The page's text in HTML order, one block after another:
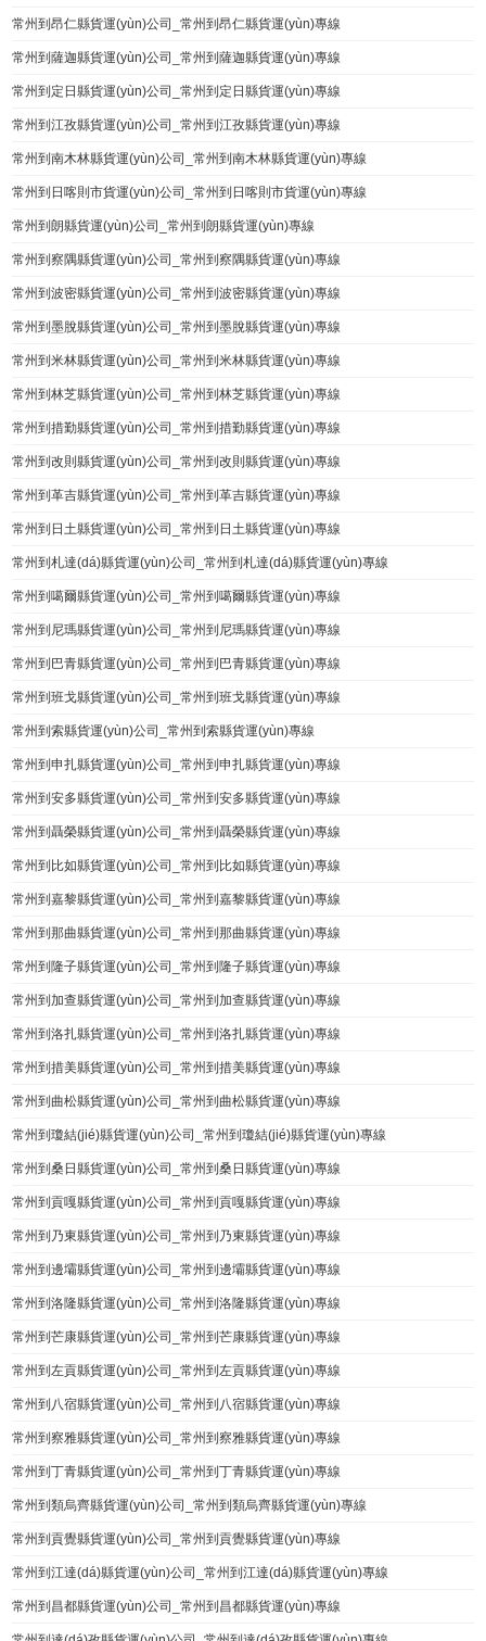
常州到昂仁縣貨運(yùn)公司_常州到昂仁縣貨運(yùn)專線
常州到薩迦縣貨運(yùn)公司_常州到薩迦縣貨運(yùn)專線
常州到定日縣貨運(yùn)公司_常州到定日縣貨運(yùn)專線
常州到江孜縣貨運(yùn)公司_常州到江孜縣貨運(yùn)專線
常州到南木林縣貨運(yùn)公司_常州到南木林縣貨運(yùn)專線
常州到日喀則市貨運(yùn)公司_常州到日喀則市貨運(yùn)專線
常州到朗縣貨運(yùn)公司_常州到朗縣貨運(yùn)專線
常州到察隅縣貨運(yùn)公司_常州到察隅縣貨運(yùn)專線
常州到波密縣貨運(yùn)公司_常州到波密縣貨運(yùn)專線
常州到墨脫縣貨運(yùn)公司_常州到墨脫縣貨運(yùn)專線
常州到米林縣貨運(yùn)公司_常州到米林縣貨運(yùn)專線
常州到林芝縣貨運(yùn)公司_常州到林芝縣貨運(yùn)專線
常州到措勤縣貨運(yùn)公司_常州到措勤縣貨運(yùn)專線
常州到改則縣貨運(yùn)公司_常州到改則縣貨運(yùn)專線
常州到革吉縣貨運(yùn)公司_常州到革吉縣貨運(yùn)專線
常州到日土縣貨運(yùn)公司_常州到日土縣貨運(yùn)專線
常州到札達(dá)縣貨運(yùn)公司_常州到札達(dá)縣貨運(yùn)專線
常州到噶爾縣貨運(yùn)公司_常州到噶爾縣貨運(yùn)專線
常州到尼瑪縣貨運(yùn)公司_常州到尼瑪縣貨運(yùn)專線
常州到巴青縣貨運(yùn)公司_常州到巴青縣貨運(yùn)專線
常州到班戈縣貨運(yùn)公司_常州到班戈縣貨運(yùn)專線
常州到索縣貨運(yùn)公司_常州到索縣貨運(yùn)專線
常州到申扎縣貨運(yùn)公司_常州到申扎縣貨運(yùn)專線
常州到安多縣貨運(yùn)公司_常州到安多縣貨運(yùn)專線
常州到聶榮縣貨運(yùn)公司_常州到聶榮縣貨運(yùn)專線
常州到比如縣貨運(yùn)公司_常州到比如縣貨運(yùn)專線
常州到嘉黎縣貨運(yùn)公司_常州到嘉黎縣貨運(yùn)專線
常州到那曲縣貨運(yùn)公司_常州到那曲縣貨運(yùn)專線
常州到隆子縣貨運(yùn)公司_常州到隆子縣貨運(yùn)專線
常州到加查縣貨運(yùn)公司_常州到加查縣貨運(yùn)專線
常州到洛扎縣貨運(yùn)公司_常州到洛扎縣貨運(yùn)專線
常州到措美縣貨運(yùn)公司_常州到措美縣貨運(yùn)專線
常州到曲松縣貨運(yùn)公司_常州到曲松縣貨運(yùn)專線
常州到瓊結(jié)縣貨運(yùn)公司_常州到瓊結(jié)縣貨運(yùn)專線
常州到桑日縣貨運(yùn)公司_常州到桑日縣貨運(yùn)專線
常州到貢嘎縣貨運(yùn)公司_常州到貢嘎縣貨運(yùn)專線
常州到乃東縣貨運(yùn)公司_常州到乃東縣貨運(yùn)專線
常州到邊壩縣貨運(yùn)公司_常州到邊壩縣貨運(yùn)專線
常州到洛隆縣貨運(yùn)公司_常州到洛隆縣貨運(yùn)專線
常州到芒康縣貨運(yùn)公司_常州到芒康縣貨運(yùn)專線
常州到左貢縣貨運(yùn)公司_常州到左貢縣貨運(yùn)專線
常州到八宿縣貨運(yùn)公司_常州到八宿縣貨運(yùn)專線
常州到察雅縣貨運(yùn)公司_常州到察雅縣貨運(yùn)專線
常州到丁青縣貨運(yùn)公司_常州到丁青縣貨運(yùn)專線
常州到類烏齊縣貨運(yùn)公司_常州到類烏齊縣貨運(yùn)專線
常州到貢覺縣貨運(yùn)公司_常州到貢覺縣貨運(yùn)專線
常州到江達(dá)縣貨運(yùn)公司_常州到江達(dá)縣貨運(yùn)專線
常州到昌都縣貨運(yùn)公司_常州到昌都縣貨運(yùn)專線